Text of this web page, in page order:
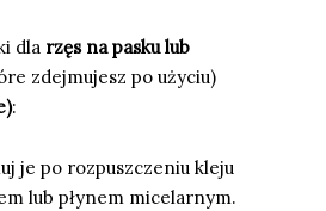
dla rzęs na pasku lub
zdejmujesz po użyciu)
:
je po rozpuszczeniu kleju
lub płynem micelarnym.